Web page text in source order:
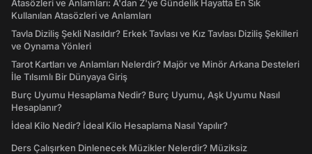
Atasözleri ve Anlamları: A'dan Z'ye Gündelik Hayatta En Sık
Kullanılan Atasözleri ve Anlamları
Tavla Diziliş Şekli Nasıldır? Erkek Tavlası ve Kız Tavlası Diziliş Şekilleri
ve Oynama Yönleri
Tarot Kartları ve Anlamları Nelerdir? Majör ve Minör Arkana Desteleri
İle Tılsımlı Bir Dünyaya Giriş
Burç Uyumu Hesaplama Nedir? Burç Uyumu, Aşk Uyumu Nasıl
Hesaplanır?
İdeal Kilo Nedir? İdeal Kilo Hesaplama Nasıl Yapılır?
Ders Çalışırken Dinlenecek Müzikler Nelerdir? Müziksiz